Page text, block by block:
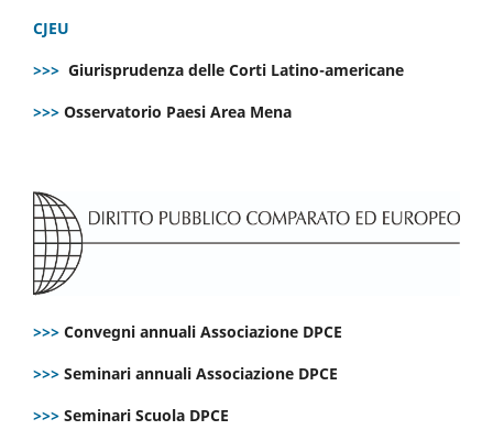
CJEU
>>> Giurisprudenza delle Corti Latino-americane
>>> Osservatorio Paesi Area Mena
>>> Convegni annuali Associazione DPCE
>>> Seminari annuali Associazione DPCE
>>> Seminari Scuola DPCE